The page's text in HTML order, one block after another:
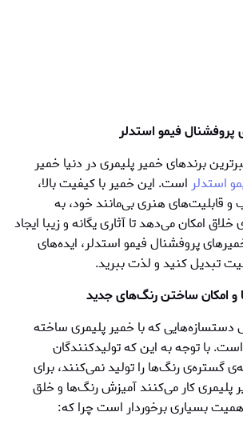
پروفشنال فیمو استدلر
برندهای خمیر پلیمری در دنیا خمیر
استدلر است. این خمیر با کیفیت بالا،
قابلیت‌های هنری بی‌مانند خود، به
خلاق امکان می‌دهد تا آثاری یگانه و زیبا ایجاد
پروفشنال فیمو استدلر، ایده‌های
تبدیل کنید و لذت ببرید.
و امکان ساختن رنگ‌های جدید
که با خمیر پلیمری ساخته
با توجه به این که تولیدکنندگان
گستره‌ی رنگ‌ها را تولید نمی‌کنند، برای
پلیمری کار می‌کنند آمیزش رنگ‌ها و خلق
بسیاری برخوردار است چرا که: